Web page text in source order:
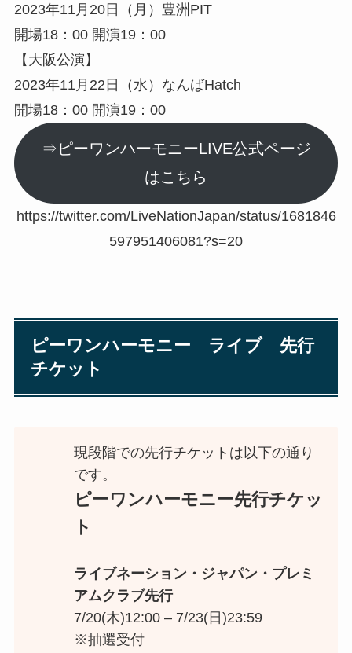
2023年11月20日（月）豊洲PIT
開場18：00 開演19：00
【大阪公演】
2023年11月22日（水）なんばHatch
開場18：00 開演19：00
⇒ピーワンハーモニーLIVE公式ページ
はこちら
https://twitter.com/LiveNationJapan/status/1681846
597951406081?s=20
ピーワンハーモニー ライブ 先行
チケット
現段階での先行チケットは以下の通り
です。
ピーワンハーモニー先行チケッ
ト
ライブネーション・ジャパン・プレミ
アムクラブ先行
7/20(木)12:00 – 7/23(日)23:59
※抽選受付